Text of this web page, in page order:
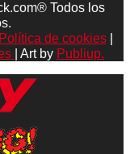
Todos los
Política de cookies|
| Art by Publiup.